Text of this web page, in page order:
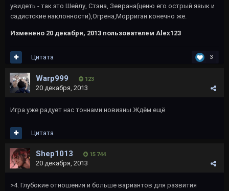
увидеть - так это Шейлу, Стэна, Зеврана(ценю его острый язык и
садистские наклонности),Огрена,Морриган конечно же.
Изменено 20 декабря, 2013 пользователем Alex123
3
Цитата
Warp999 123
20 декабря, 2013
Игра уже радует нас тоннами новизны.Ждём ещё
Цитата
Shep1013 15 744
20 декабря, 2013
>4. Глубокие отношения и больше вариантов для развития